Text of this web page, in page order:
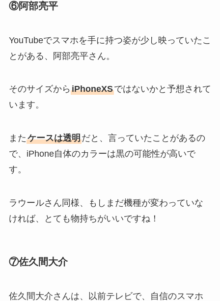
⑥阿部亮平
YouTubeでスマホを手に持つ姿が少し映っていたこ
とがある、阿部亮平さん。
そのサイズから iPhoneXSではないかと予想されて
います。
またケースは透明だと、言っていたことがあるの
で、iPhone自体のカラーは黒の可能性が高いで
す。
ラウールさん同様、もしまだ機種が変わっていな
ければ、とても物持ちがいいですね！
⑦佐久間大介
佐久間大介さんは、以前テレビで、自信のスマホ